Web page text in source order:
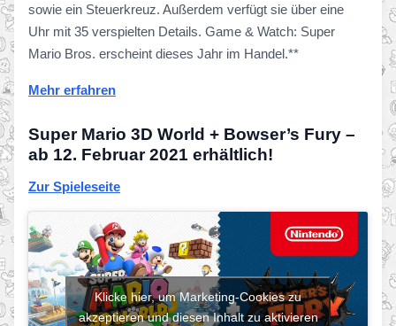
sowie ein Steuerkreuz. Außerdem verfügt sie über eine
Uhr mit 35 verspielten Details. Game & Watch: Super
Mario Bros. erscheint dieses Jahr im Handel.**
Mehr erfahren
Super Mario 3D World + Bowser’s Fury –
ab 12. Februar 2021 erhältlich!
Zur Spieleseite
Klicke hier, um Marketing-Cookies zu
akzeptieren und diesen Inhalt zu aktivieren